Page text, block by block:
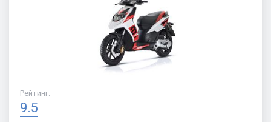
Рейтинг:
9.5